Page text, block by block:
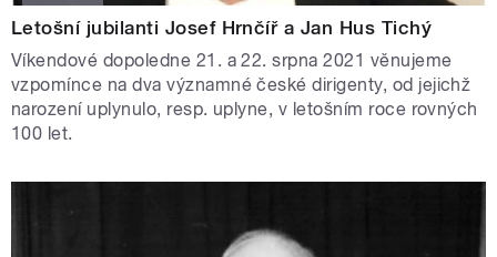
Letošní jubilanti Josef Hrnčíř a Jan Hus Tichý
Víkendové dopoledne 21. a 22. srpna 2021 věnujeme
vzpomínce na dva významné české dirigenty, od jejichž
narození uplynulo, resp. uplyne, v letošním roce rovných
100 let.